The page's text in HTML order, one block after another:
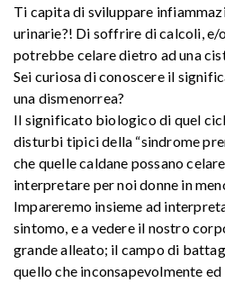
Ti capita di sviluppare
urinarie?! Di soffrire di calcoli, e/
potrebbe celare dietro ad una
Sei curiosa di conoscere il
una dismenorrea?
Il significato biologico di quel
disturbi tipici della “sindrome
che quelle caldane possano
interpretare per noi donne in
Impareremo insieme ad
sintomo, e a vedere il nostro
grande alleato; il campo di
quello che inconsapevolmente